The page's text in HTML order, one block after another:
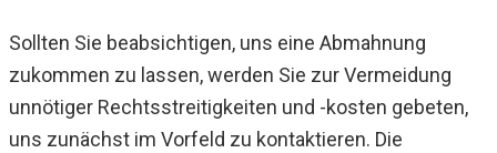
Sollten Sie beabsichtigen, uns eine Abmahnung
zukommen zu lassen, werden Sie zur Vermeidung
unnötiger Rechtsstreitigkeiten und -kosten gebeten,
uns zunächst im Vorfeld zu kontaktieren. Die